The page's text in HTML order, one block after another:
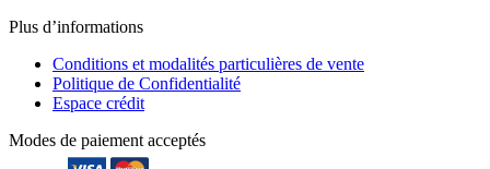
Plus d’informations
Conditions et modalités particulières de vente
Politique de Confidentialité
Espace crédit
Modes de paiement acceptés